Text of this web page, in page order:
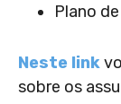
Plano
Neste link
sobre os